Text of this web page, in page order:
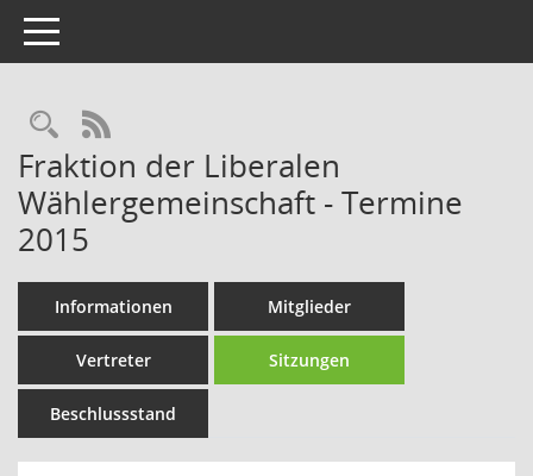
Toggle navigation
Rechercheauswahl
RSS-Feed
Fraktion der Liberalen
Wählergemeinschaft - Termine
2015
Informationen Mitglieder
Vertreter Sitzungen
Beschlussstand